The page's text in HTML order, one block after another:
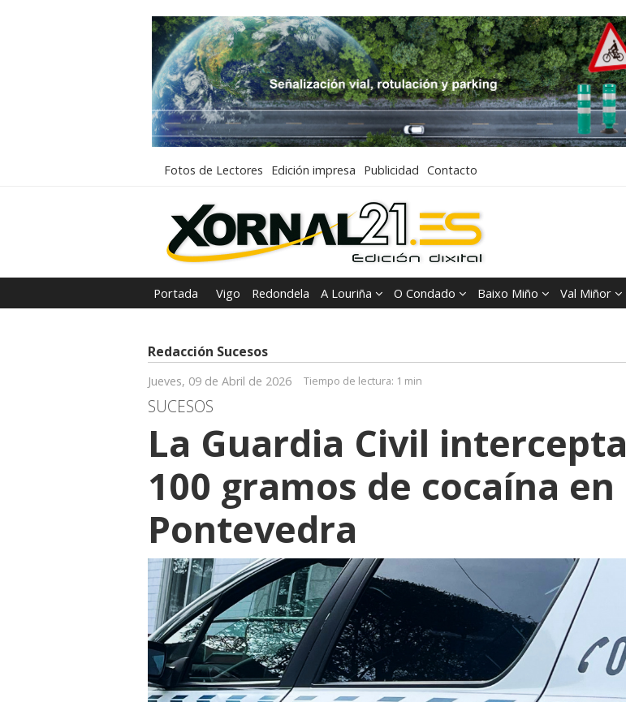
Fotos de Lectores Edición impresa Publicidad Contacto
Portada Vigo Redondela A Louriña O Condado Baixo Miño Val Miñor
Redacción Sucesos
Jueves, 09 de Abril de 2026 Tiempo de lectura: 1 min
SUCESOS
La Guardia Civil intercepta
100 gramos de cocaína en
Pontevedra